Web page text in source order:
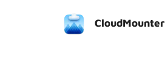
CloudMounter